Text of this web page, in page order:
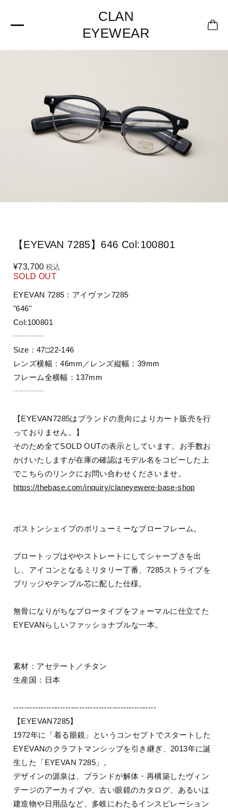
CLAN
EYEWEAR
【EYEVAN 7285】646 Col:100801
¥73,700 税込
SOLD OUT
EYEVAN 7285：アイヴァン7285
"646"
Col:100801
┄┄┄┄
Size：47□22-146
レンズ横幅：46mm／レンズ縦幅：39mm
フレーム全横幅：137mm
┄┄┄┄
【EYEVAN7285はブランドの意向によりカート販売を行
っておりません。】
そのため全てSOLD OUTの表示としています。お手数お
かけいたしますが在庫の確認はモデル名をコピーした上
でこちらのリンクにお問い合わせくださいませ。
https://thebase.com/inquiry/claneyewere-base-shop
ボストンシェイプのボリューミーなブローフレーム。
ブロートップはややストレートにしてシャープさを出
し、アイコンとなるミリタリー丁番、7285ストライプを
ブリッジやテンプル芯に配した仕様。
無骨になりがちなブロータイプをフォーマルに仕立てた
EYEVANらしいファッショナブルな一本。
素材：アセテート／チタン
生産国：日本
----------------------------------------------------
【EYEVAN7285】
1972年に「着る眼鏡」というコンセプトでスタートした
EYEVANのクラフトマンシップを引き継ぎ、2013年に誕
生した「EYEVAN 7285」。
デザインの源泉は、ブランドが解体・再構築したヴィン
テージのアーカイブや、古い眼鏡のカタログ、あるいは
建造物や日用品など、多岐にわたるインスピレーション